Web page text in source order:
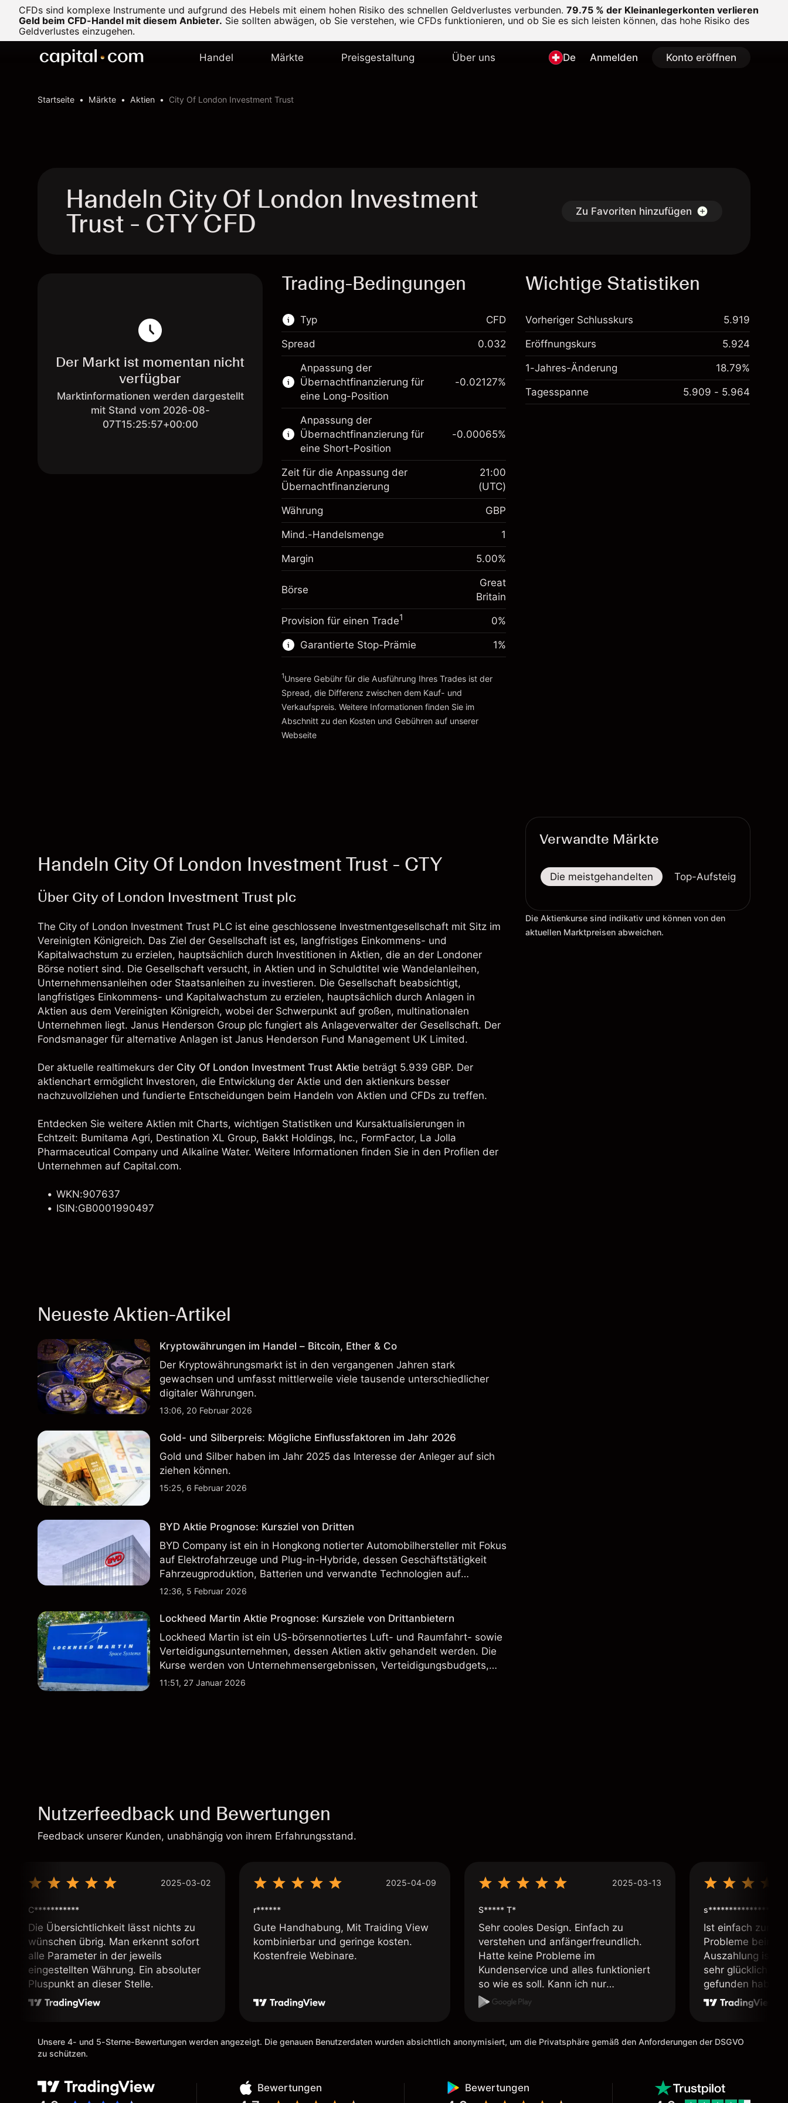
CFDs sind komplexe Instrumente und aufgrund des Hebels mit einem hohen Risiko des schnellen Geldverlustes verbunden. 79.75 % der Kleinanlegerkonten verlieren
Geld beim CFD-Handel mit diesem Anbieter. Sie sollten abwägen, ob Sie verstehen, wie CFDs funktionieren, und ob Sie es sich leisten können, das hohe Risiko des
Geldverlustes einzugehen.
Handel Märkte Preisgestaltung Über uns De Anmelden Konto eröffnen
Startseite Märkte Aktien City Of London Investment Trust
Handeln City Of London Investment
Trust - CTY CFD Zu Favoriten hinzufügen
Der Markt ist momentan nicht
verfügbar
Marktinformationen werden dargestellt
mit Stand vom 2026-08-
07T15:25:57+00:00
Trading-Bedingungen
Typ
Dieser Finanzmarkt steht für das CFD-Trading
zur Verfügung.
Erfahren Sie mehr über:
CFDs
CFD
Spread 0.032
Anpassung der
Übernachtfinanzierung für
eine Long-Position
Margin. Ihre Investition
£1,000.00
Anpassung der
Übernachtfinanzierung
Gebühren aus fremdfinanzierten
Positionswert
-0.021271
Positionsgröße mit Hebelwirkung
~£20,000.00
Geld aus Hebelwirkung ~ $
Zur Plattform
-0.02127%
Anpassung der
Übernachtfinanzierung für
eine Short-Position
Margin. Ihre Investition
£1,000.00
Gebühren aus fremdfinanzierten
Positionswert
-0.000647
(-£0.13)
Positionsgröße mit Hebelwirkung
~£20,000.00
Zur Plattform
-0.00065%
Zeit für die Anpassung der
Übernachtfinanzierung
21:00
(UTC)
Währung GBP
Mind.-Handelsmenge 1
Margin 5.00%
Börse
Great
Britain
Provision für einen Trade1 0%
Garantierte Stop-Prämie
Kosten und Gebühren
1%
1Unsere Gebühr für die Ausführung Ihres Trades ist der
Spread, die Differenz zwischen dem Kauf- und
Verkaufspreis. Weitere Informationen finden Sie im
Abschnitt zu den Kosten und Gebühren auf unserer
Webseite
Wichtige Statistiken
Vorheriger Schlusskurs 5.919
Eröffnungskurs 5.924
1-Jahres-Änderung 18.79%
Tagesspanne 5.909 - 5.964
Handeln City Of London Investment Trust - CTY
Über City of London Investment Trust plc
The City of London Investment Trust PLC ist eine geschlossene Investmentgesellschaft mit Sitz im
Vereinigten Königreich. Das Ziel der Gesellschaft ist es, langfristiges Einkommens- und
Kapitalwachstum zu erzielen, hauptsächlich durch Investitionen in Aktien, die an der Londoner
Börse notiert sind. Die Gesellschaft versucht, in Aktien und in Schuldtitel wie Wandelanleihen,
Unternehmensanleihen oder Staatsanleihen zu investieren. Die Gesellschaft beabsichtigt,
langfristiges Einkommens- und Kapitalwachstum zu erzielen, hauptsächlich durch Anlagen in
Aktien aus dem Vereinigten Königreich, wobei der Schwerpunkt auf großen, multinationalen
Unternehmen liegt. Janus Henderson Group plc fungiert als Anlageverwalter der Gesellschaft. Der
Fondsmanager für alternative Anlagen ist Janus Henderson Fund Management UK Limited.
Der aktuelle realtimekurs der City Of London Investment Trust Aktie beträgt 5.939 GBP. Der
aktienchart ermöglicht Investoren, die Entwicklung der Aktie und den aktienkurs besser
nachzuvollziehen und fundierte Entscheidungen beim Handeln von Aktien und CFDs zu treffen.
Entdecken Sie weitere Aktien mit Charts, wichtigen Statistiken und Kursaktualisierungen in
Echtzeit: Bumitama Agri, Destination XL Group, Bakkt Holdings, Inc., FormFactor, La Jolla
Pharmaceutical Company und Alkaline Water. Weitere Informationen finden Sie in den Profilen der
Unternehmen auf Capital.com.
WKN:907637
ISIN:GB0001990497
Neueste Aktien-Artikel
Kryptowährungen im Handel – Bitcoin, Ether & Co
Der Kryptowährungsmarkt ist in den vergangenen Jahren stark
gewachsen und umfasst mittlerweile viele tausende unterschiedlicher
digitaler Währungen.
13:06, 20 Februar 2026
Gold- und Silberpreis: Mögliche Einflussfaktoren im Jahr 2026
Gold und Silber haben im Jahr 2025 das Interesse der Anleger auf sich
ziehen können.
15:25, 6 Februar 2026
BYD Aktie Prognose: Kursziel von Dritten
BYD Company ist ein in Hongkong notierter Automobilhersteller mit Fokus
auf Elektrofahrzeuge und Plug-in-Hybride, dessen Geschäftstätigkeit
Fahrzeugproduktion, Batterien und verwandte Technologien auf
inländischen und internationalen Märkten umfasst.
12:36, 5 Februar 2026
Lockheed Martin Aktie Prognose: Kursziele von Drittanbietern
Lockheed Martin ist ein US-börsennotiertes Luft- und Raumfahrt- sowie
Verteidigungsunternehmen, dessen Aktien aktiv gehandelt werden. Die
Kurse werden von Unternehmensergebnissen, Verteidigungsbudgets,
Vertragsaktivitäten und den allgemeinen Aktienmärktbedingungen
11:51, 27 Januar 2026
Verwandte Märkte
Die meistgehandelten Top-Aufsteiger
Die Aktienkurse sind indikativ und können von den
aktuellen Marktpreisen abweichen.
Nutzerfeedback und Bewertungen
Feedback unserer Kunden, unabhängig von ihrem Erfahrungsstand.
2025-03-02
C***********
Die Übersichtlichkeit lässt nichts zu
wünschen übrig. Man erkennt sofort
alle Parameter in der jeweils
eingestellten Währung. Ein absoluter
Pluspunkt an dieser Stelle.
2025-04-09
r******
Gute Handhabung, Mit Traiding View
kombinierbar und geringe kosten.
Kostenfreie Webinare.
2025-03-13
S***** T*
Sehr cooles Design. Einfach zu
verstehen und anfängerfreundlich.
Hatte keine Probleme im
Kundenservice und alles funktioniert
so wie es soll. Kann ich nur
weiterempfehlen.
s****************
Ist einfach zum
Probleme beim
Auszahlung ist
sehr glücklich
gefunden habe.
weiter meine
Unsere 4- und 5-Sterne-Bewertungen werden angezeigt. Die genauen Benutzerdaten wurden absichtlich anonymisiert, um die Privatsphäre gemäß den Anforderungen der DSGVO
zu schützen.
Bewertungen Bewertungen